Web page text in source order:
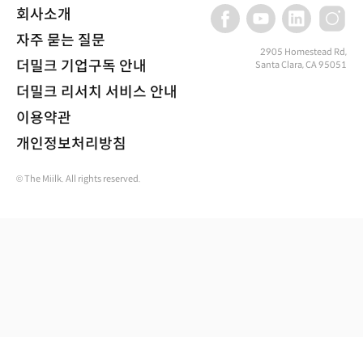
회사소개
자주 묻는 질문
더밀크 기업구독 안내
더밀크 리서치 서비스 안내
이용약관
개인정보처리방침
2905 Homestead Rd,
Santa Clara, CA 95051
© The Miilk. All rights reserved.